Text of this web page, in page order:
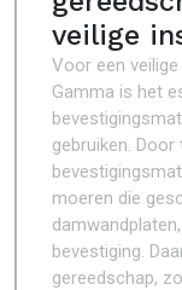
veilige
Voor een
Gamma is het
gebruiken.
moeren die
bevestiging.
gereedschap,